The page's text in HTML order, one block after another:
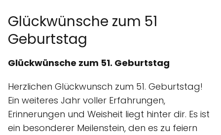
Glückwünsche zum 51
Geburtstag
Glückwünsche zum 51. Geburtstag
Herzlichen Glückwunsch zum 51. Geburtstag!
Ein weiteres Jahr voller Erfahrungen,
Erinnerungen und Weisheit liegt hinter dir. Es ist
ein besonderer Meilenstein, den es zu feiern